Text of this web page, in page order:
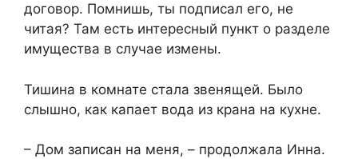
договор. Помнишь, ты подписал его, не
читая? Там есть интересный пункт о разделе
имущества в случае измены.
Тишина в комнате стала звенящей. Было
слышно, как капает вода из крана на кухне.
– Дом записан на меня, – продолжала Инна.